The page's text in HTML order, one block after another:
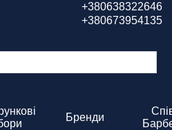
+380638322646
+380673954135
Бренди